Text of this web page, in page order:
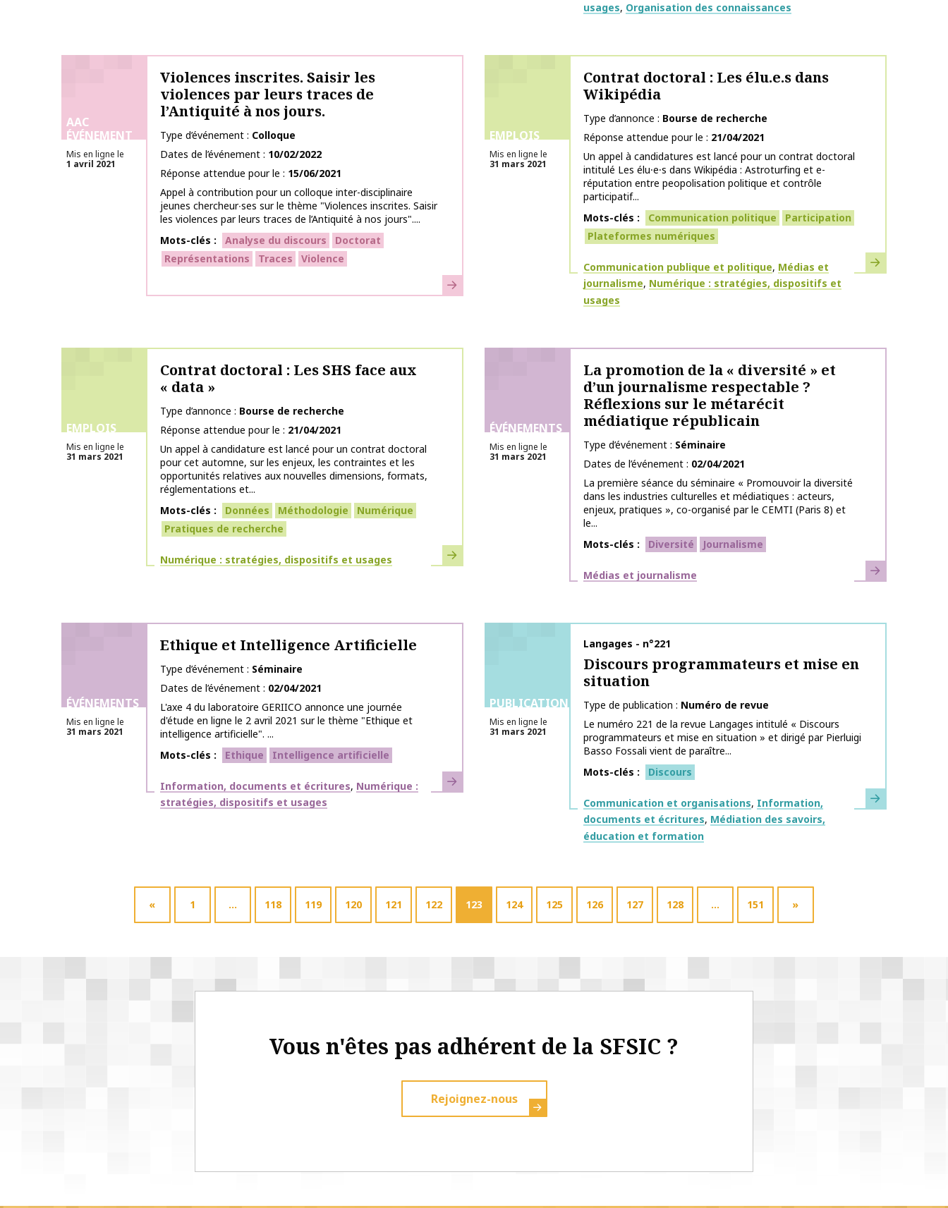
usages Organisation des connaissances
AAC
ÉVÉNEMENT
Mis en ligne le
1 avril 2021
Violences inscrites. Saisir les
violences par leurs traces de
l’Antiquité à nos jours.
Type d’événement
Colloque
Dates de l’événement
10/02/2022
Réponse attendue pour le
15/06/2021
Appel à contribution pour un colloque inter-disciplinaire
jeunes chercheur∙ses sur le thème "Violences inscrites. Saisir
les violences par leurs traces de l’Antiquité à nos jours"....
Mots-clés
Analyse du discours
Doctorat
Représentations
Traces Violence
En savoir plus
EMPLOIS
Mis en ligne le
31 mars 2021
Contrat doctoral : Les élu.e.s dans
Wikipédia
Type d’annonce
Bourse de recherche
Réponse attendue pour le
21/04/2021
Un appel à candidatures est lancé pour un contrat doctoral
intitulé Les élu⸱e⸱s dans Wikipédia : Astroturfing et e-
réputation entre peopolisation politique et contrôle
participatif...
Mots-clés
Communication politique
Participation
Plateformes numériques
Thématiques
Communication publique et politique Médias et
journalisme Numérique : stratégies, dispositifs et
usages
En savoir plus
EMPLOIS
Mis en ligne le
31 mars 2021
Contrat doctoral : Les SHS face aux
« data »
Type d’annonce
Bourse de recherche
Réponse attendue pour le
21/04/2021
Un appel à candidature est lancé pour un contrat doctoral
pour cet automne, sur les enjeux, les contraintes et les
opportunités relatives aux nouvelles dimensions, formats,
réglementations et...
Mots-clés
Données Méthodologie
Numérique
Pratiques de recherche
Thématiques
Numérique : stratégies, dispositifs et usages En savoir plus
ÉVÉNEMENTS
Mis en ligne le
31 mars 2021
La promotion de la « diversité » et
d’un journalisme respectable ?
Réflexions sur le métarécit
médiatique républicain
Type d’événement
Séminaire
Dates de l’événement
02/04/2021
La première séance du séminaire « Promouvoir la diversité
dans les industries culturelles et médiatiques : acteurs,
enjeux, pratiques », co-organisé par le CEMTI (Paris 8) et
le...
Mots-clés
Diversité Journalisme
Thématiques
Médias et journalisme En savoir plus
ÉVÉNEMENTS
Mis en ligne le
31 mars 2021
Ethique et Intelligence Artificielle
Type d’événement
Séminaire
Dates de l’événement
02/04/2021
L'axe 4 du laboratoire GERIICO annonce une journée
d'étude en ligne le 2 avril 2021 sur le thème "Ethique et
intelligence artificielle". ...
Mots-clés
Ethique Intelligence artificielle
Thématiques
Information, documents et écritures Numérique :
stratégies, dispositifs et usages
En savoir plus
PUBLICATIONS
Mis en ligne le
31 mars 2021
Nom de la publication
Langages - n°221
Discours programmateurs et mise en
situation
Type de publication
Numéro de revue
Le numéro 221 de la revue Langages intitulé « Discours
programmateurs et mise en situation » et dirigé par Pierluigi
Basso Fossali vient de paraître...
Mots-clés
Discours
Thématiques
Communication et organisations Information,
documents et écritures Médiation des savoirs,
éducation et formation
En savoir plus
« 1 … 118 119 120 121 122 123 124 125 126 127 128 … 151 »
Vous n'êtes pas adhérent de la SFSIC ?
Rejoignez-nous